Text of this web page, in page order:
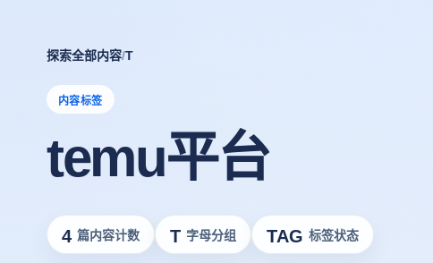
探索全部内容/T
内容标签
temu平台
4 篇内容计数 T 字母分组 TAG 标签状态